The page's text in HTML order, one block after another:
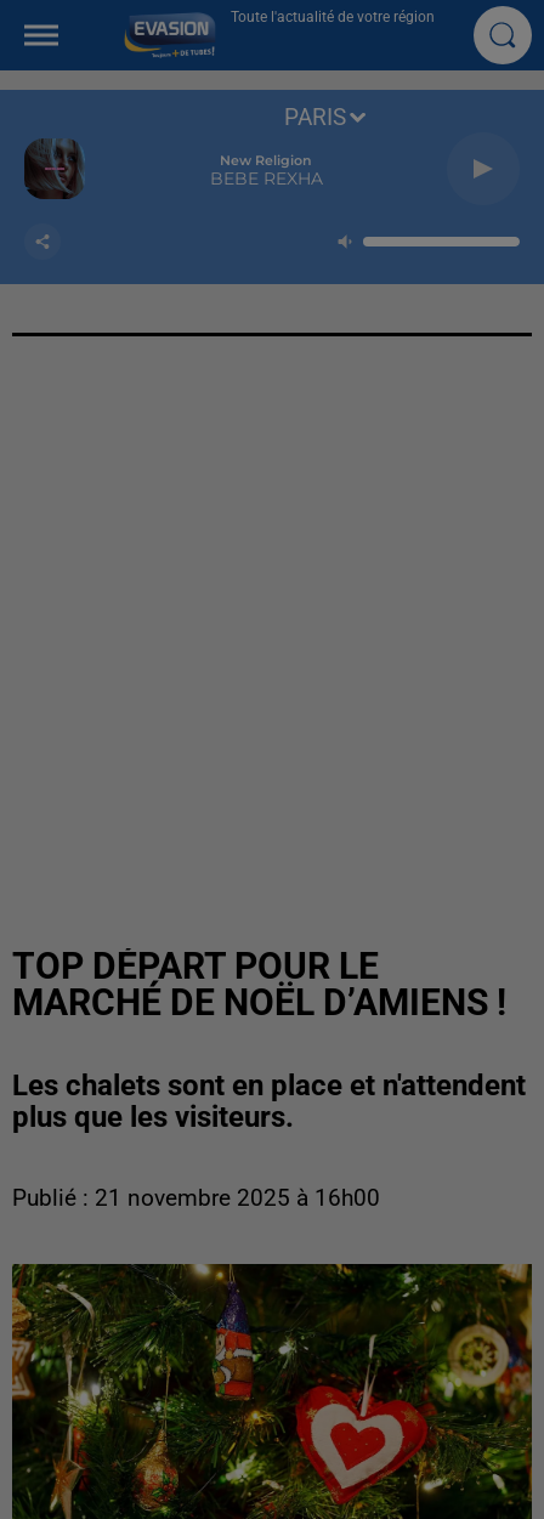
Toute l'actualité de votre région
New Religion
BEBE REXHA
PARIS
TOP DÉPART POUR LE
MARCHÉ DE NOËL D’AMIENS !
Les chalets sont en place et n'attendent
plus que les visiteurs.
Publié : 21 novembre 2025 à 16h00